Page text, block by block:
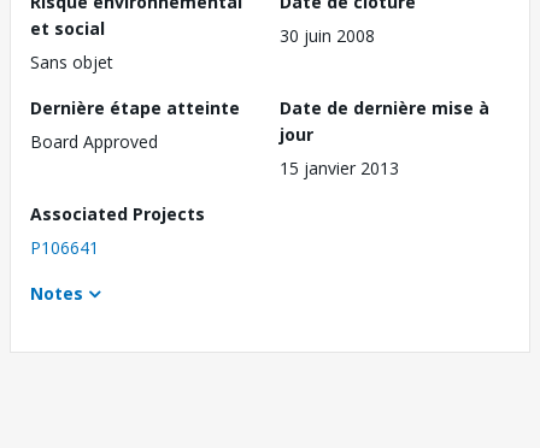
et social
Sans objet
30 juin 2008
Dernière étape atteinte
Board Approved
Date de dernière mise à
jour
15 janvier 2013
Associated Projects
P106641
Notes